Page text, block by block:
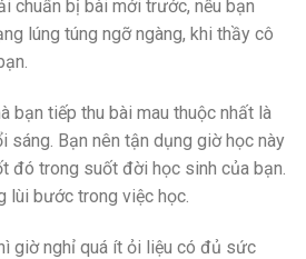
chuẩn bị bài mới trước, nếu bạn
lúng túng ngỡ ngàng, khi thầy cô
bạn tiếp thu bài mau thuộc nhất là
sáng. Bạn nên tận dụng giờ học này
đó trong suốt đời học sinh của bạn.
lùi bước trong việc học.
giờ nghỉ quá ít ỏi liệu có đủ sức